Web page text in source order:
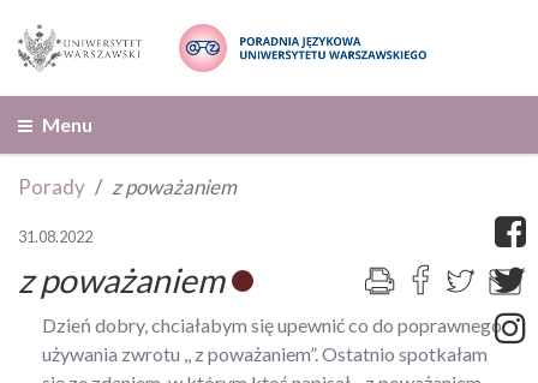
Menu
Porady z poważaniem
31.08.2022
z poważaniem
Dzień dobry, chciałabym się upewnić co do poprawnego
używania zwrotu ,, z poważaniem”. Ostatnio spotkałam